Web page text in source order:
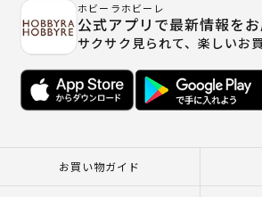
ホビーラホビーレ
公式アプリで最新情報をお
サクサク見られて、楽しいお
お買い物ガイド